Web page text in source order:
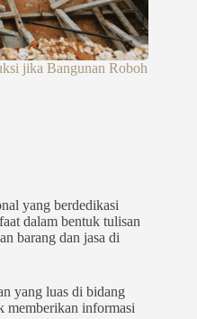
jika Bangunan Roboh
yang berdedikasi
dalam bentuk tulisan
barang dan jasa di
yang luas di bidang
memberikan informasi